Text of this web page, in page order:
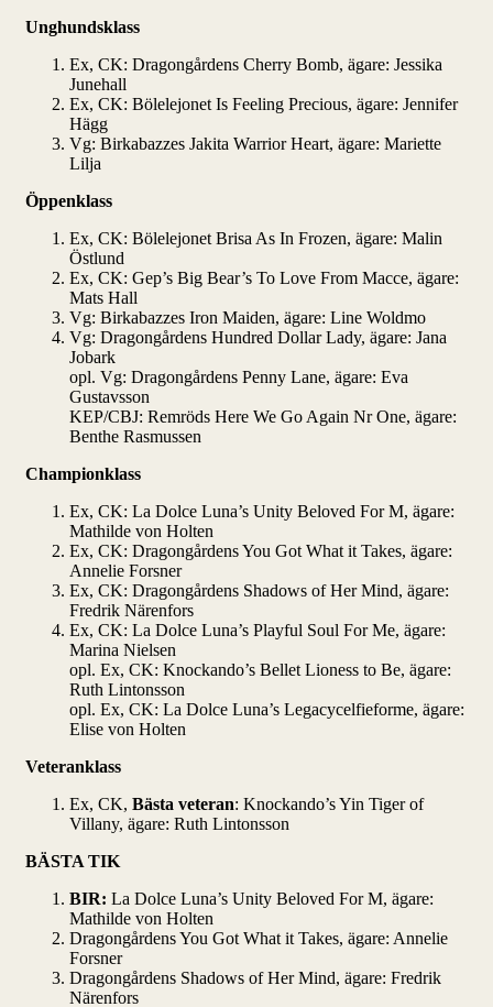
Unghundsklass
Ex, CK: Dragongårdens Cherry Bomb, ägare: Jessika
Junehall
Ex, CK: Bölelejonet Is Feeling Precious, ägare: Jennifer
Hägg
Vg: Birkabazzes Jakita Warrior Heart, ägare: Mariette
Lilja
Öppenklass
Ex, CK: Bölelejonet Brisa As In Frozen, ägare: Malin
Östlund
Ex, CK: Gep’s Big Bear’s To Love From Macce, ägare:
Mats Hall
Vg: Birkabazzes Iron Maiden, ägare: Line Woldmo
Vg: Dragongårdens Hundred Dollar Lady, ägare: Jana
Jobark
opl. Vg: Dragongårdens Penny Lane, ägare: Eva
Gustavsson
KEP/CBJ: Remröds Here We Go Again Nr One, ägare:
Benthe Rasmussen
Championklass
Ex, CK: La Dolce Luna’s Unity Beloved For M, ägare:
Mathilde von Holten
Ex, CK: Dragongårdens You Got What it Takes, ägare:
Annelie Forsner
Ex, CK: Dragongårdens Shadows of Her Mind, ägare:
Fredrik Närenfors
Ex, CK: La Dolce Luna’s Playful Soul For Me, ägare:
Marina Nielsen
opl. Ex, CK: Knockando’s Bellet Lioness to Be, ägare:
Ruth Lintonsson
opl. Ex, CK: La Dolce Luna’s Legacycelfieforme, ägare:
Elise von Holten
Veteranklass
Ex, CK, Bästa veteran: Knockando’s Yin Tiger of
Villany, ägare: Ruth Lintonsson
BÄSTA TIK
BIR: La Dolce Luna’s Unity Beloved For M, ägare:
Mathilde von Holten
Dragongårdens You Got What it Takes, ägare: Annelie
Forsner
Dragongårdens Shadows of Her Mind, ägare: Fredrik
Närenfors